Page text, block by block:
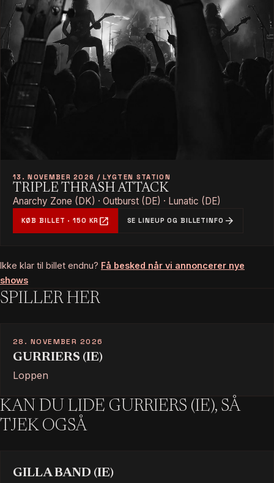
13. NOVEMBER 2026 / LYGTEN STATION
TRIPLE THRASH ATTACK
Anarchy Zone (DK) · Outburst (DE) · Lunatic (DE)
KØB BILLET · 150 KR open_in_new SE LINEUP OG BILLETINFO arrow_forward
Ikke klar til billet endnu? Få besked når vi annoncerer nye
shows
SPILLER HER
28. NOVEMBER 2026
GURRIERS (IE)
Loppen
KAN DU LIDE GURRIERS (IE), SÅ
TJEK OGSÅ
GILLA BAND (IE)